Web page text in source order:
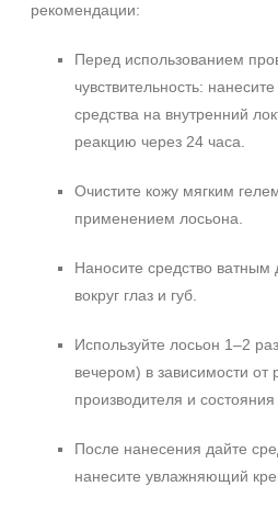
рекомендации:
Перед использованием
чувствительность:
средства на внутренний
реакцию через 24 часа.
Очистите кожу мягким
применением лосьона.
Наносите средство ватным
вокруг глаз и губ.
Используйте лосьон 1–2
вечером) в зависимости от
производителя и состояния
После нанесения дайте
нанесите увлажняющий